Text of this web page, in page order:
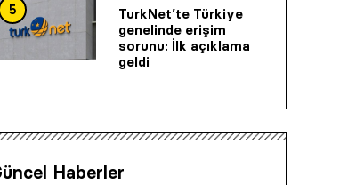
5
TurkNet’te Türkiye
genelinde erişim
sorunu: İlk açıklama
geldi
Haberler